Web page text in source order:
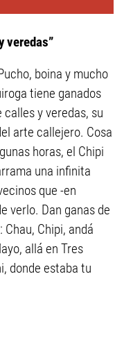
veredas”
boina y mucho
tiene ganados
y veredas, su
arte callejero. Cosa
horas, el Chipi
una infinita
que -en
verlo. Dan ganas de
Chipi, andá
allá en Tres
donde estaba tu